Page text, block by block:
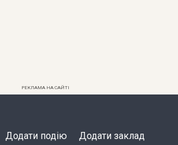
РЕКЛАМА НА САЙТІ
Додати подію Додати заклад